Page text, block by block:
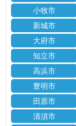
小牧市
新城市
大府市
知立市
高浜市
豊明市
田原市
清須市